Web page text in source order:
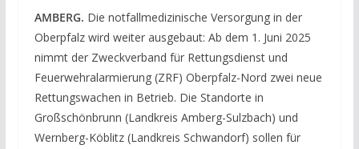
AMBERG. Die notfallmedizinische Versorgung in der
Oberpfalz wird weiter ausgebaut: Ab dem 1. Juni 2025
nimmt der Zweckverband für Rettungsdienst und
Feuerwehralarmierung (ZRF) Oberpfalz-Nord zwei neue
Rettungswachen in Betrieb. Die Standorte in
Großschönbrunn (Landkreis Amberg-Sulzbach) und
Wernberg-Köblitz (Landkreis Schwandorf) sollen für